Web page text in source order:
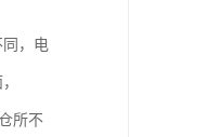
，电
所不